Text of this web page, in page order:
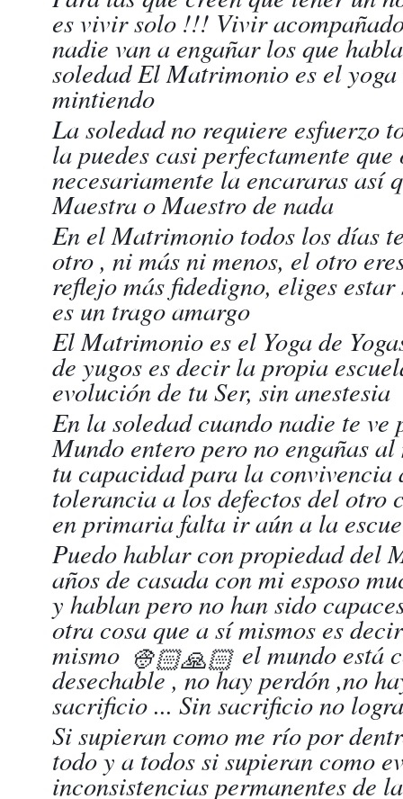
es vivir solo !!! Vivir
nadie van a engañar los que
soledad El Matrimonio es el
mintiendo
La soledad no requiere esfuerzo
la puedes casi perfectamente
necesariamente la encararas así
Maestra o Maestro de nada
En el Matrimonio todos los días
otro , ni más ni menos, el otro
reflejo más fidedigno, eliges
es un trago amargo
El Matrimonio es el Yoga de
de yugos es decir la propia
evolución de tu Ser, sin anestesia
En la soledad cuando nadie te ve
Mundo entero pero no engañas
tu capacidad para la
tolerancia a los defectos del otro
en primaria falta ir aún a la
Puedo hablar con propiedad del
años de casada con mi esposo
y hablan pero no han sido
otra cosa que a sí mismos es
mismo 👳🏻🙏🏻el mundo está
desechable , no hay perdón ,no
sacrificio ... Sin sacrificio no
Si supieran como me río por
todo y a todos si supieran como
inconsistencias permanentes de